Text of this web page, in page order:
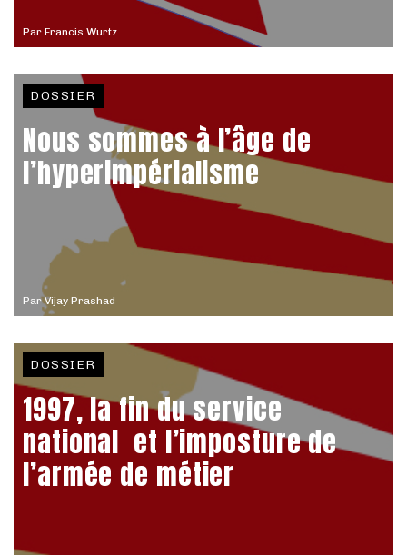
Par Francis Wurtz
ParVijay Prashad
DOSSIER
Nous sommes à l’âge de
l’hyperimpérialisme
DOSSIER
1997, la fin du service
national et l’imposture de
l’armée de métier